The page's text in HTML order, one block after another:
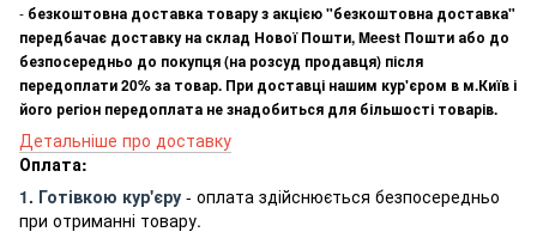
- безкоштовна доставка товару з акцією "безкоштовна доставка"
передбачає доставку на склад Нової Пошти, Meest Пошти або до
безпосередньо до покупця (на розсуд продавця) після
передоплати 20% за товар. При доставці нашим кур'єром в м.Київ і
його регіон передоплата не знадобиться для більшості товарів.
Детальніше про доставку
Оплата:
1. Готівкою кур'єру - оплата здійснюється безпосередньо
при отриманні товару.